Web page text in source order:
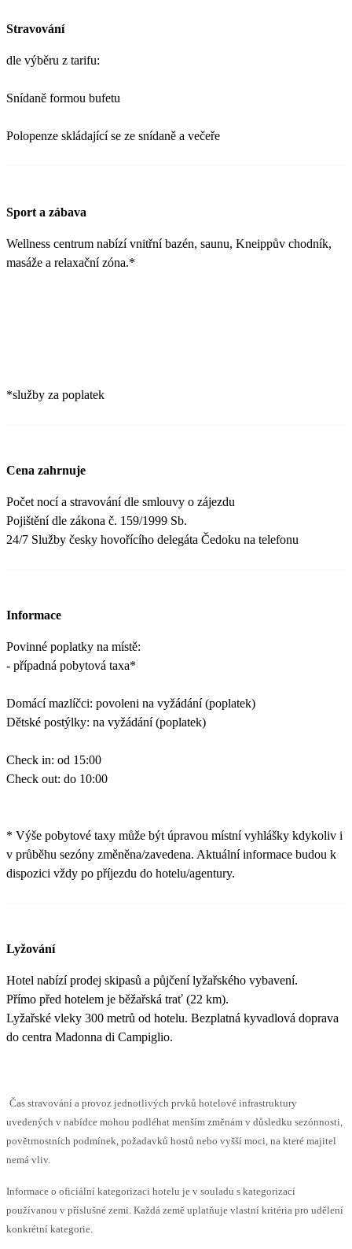
Stravování
dle výběru z tarifu:
Snídaně formou bufetu
Polopenze skládající se ze snídaně a večeře
Sport a zábava
Wellness centrum nabízí vnitřní bazén, saunu, Kneippův chodník,
masáže a relaxační zóna.*
*služby za poplatek
Cena zahrnuje
Počet nocí a stravování dle smlouvy o zájezdu
Pojištění dle zákona č. 159/1999 Sb.
24/7 Služby česky hovořícího delegáta Čedoku na telefonu
Informace
Povinné poplatky na místě:
- případná pobytová taxa*
Domácí mazlíčci: povoleni na vyžádání (poplatek)
Dětské postýlky: na vyžádání (poplatek)
Check in: od 15:00
Check out: do 10:00
* Výše pobytové taxy může být úpravou místní vyhlášky kdykoliv i
v průběhu sezóny změněna/zavedena. Aktuální informace budou k
dispozici vždy po příjezdu do hotelu/agentury.
Lyžování
Hotel nabízí prodej skipasů a půjčení lyžařského vybavení.
Přímo před hotelem je běžařská trať (22 km).
Lyžařské vleky 300 metrů od hotelu. Bezplatná kyvadlová doprava
do centra Madonna di Campiglio.
Čas stravování a provoz jednotlivých prvků hotelové infrastruktury
uvedených v nabídce mohou podléhat menším změnám v důsledku sezónnosti,
povětrnostních podmínek, požadavků hostů nebo vyšší moci, na které majitel
nemá vliv.
Informace o oficiální kategorizaci hotelu je v souladu s kategorizací
používanou v příslušné zemi. Každá země uplatňuje vlastní kritéria pro udělení
konkrétní kategorie.